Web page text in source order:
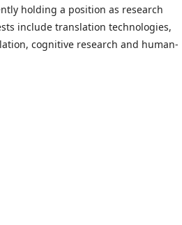
holding a position as research
include translation technologies,
cognitive research and human-